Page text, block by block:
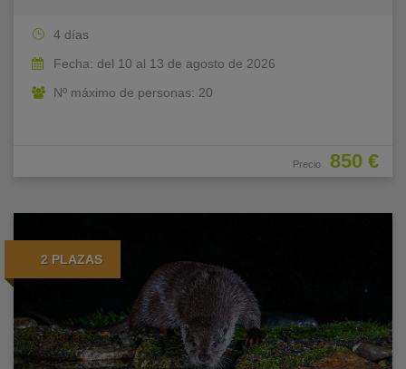
Precio 850 €
4 días
Fecha: del 10 al 13 de agosto de 2026
Nº máximo de personas: 20
2 PLAZAS